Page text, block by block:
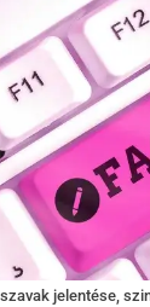
jelentése,